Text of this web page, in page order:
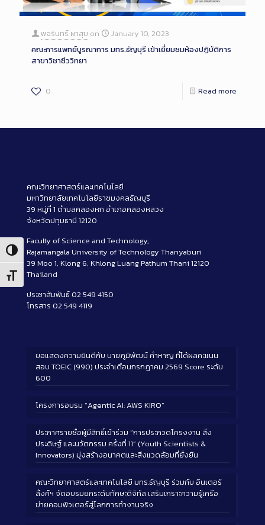
Toggle High Contrast
Toggle Font size
พจรินทร์ ผาสุข on
January 10, 2023
คณะการแพทย์บูรณาการ มทร.ธัญบุรี เข้าเยี่ยมชมห้องปฏิบัติการ
สาขาวิชาชีววิทยา
0 Read more
คณะวิทยาศาสตร์และเทคโนโลยี
มหาวิทยาลัยเทคโนโลยีราชมงคลธัญบุรี
39 หมู่ที่ 1 ตำบลคลองหก อำเภอคลองหลวง
จังหวัดปทุมธานี 12120
Faculty of Science and Technology,
Rajamangala University of Technology Thanyaburi
39 Moo 1, Klong 6, Khlong Luang Pathum Thani 12120
Thailand
ประชาสัมพันธ์ 02 549 4150
โทรสาร 02 549 4119
ขอแสดงความยินดีกับ นายภูมิพัฒน์ คำหาญ ที่ได้ผลคะแนน
สอบ TOEIC (990) ประจำเดือนกรกฎาคม 2569 Score ระดับ
600
โครงการอบรม “Agentic AI: AWS KIRO”
ประกาศรายชื่อผู้มีสิทธิ์เข้าร่วม “การประกวดโครงงาน สิ่ง
ประดิษฐ์ และนวัตกรรม ครั้งที่ 11” (Youth Scientists &
Innovators) มุ่งสร้างอนาคตและสิ่งแวดล้อมที่ยั่งยืน
คณะวิทยาศาสตร์และเทคโนโลยี มทร.ธัญบุรี ร่วมกับ อินเตอร์
ลิ้งค์ฯ จัดอบรมยกระดับทักษะดิจิทัล เสริมเกราะความรู้เครือ
ข่ายคอมพิวเตอร์สู่โลกการทำงานจริง